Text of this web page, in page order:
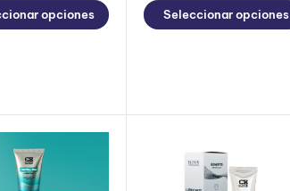
opciones Seleccionar opciones